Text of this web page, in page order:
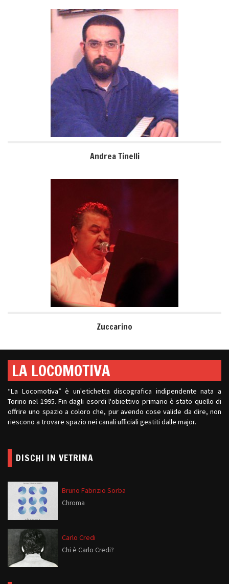
Andrea Tinelli
Zuccarino
LA LOCOMOTIVA
“La Locomotiva” è un'etichetta discografica indipendente nata a
Torino nel 1995. Fin dagli esordi l'obiettivo primario è stato quello di
offrire uno spazio a coloro che, pur avendo cose valide da dire, non
riescono a trovare spazio nei canali ufficiali gestiti dalle major.
DISCHI IN VETRINA
Bruno Fabrizio Sorba
Chroma
Carlo Credi
Chi è Carlo Credi?